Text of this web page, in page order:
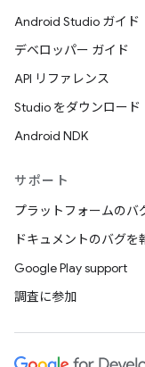
Android Studio ガイド
デベロッパー ガイド
API リファレンス
Studio をダウンロード
Android NDK
サポート
プラットフォームのバ
ドキュメントのバグを
Google Play support
調査に参加